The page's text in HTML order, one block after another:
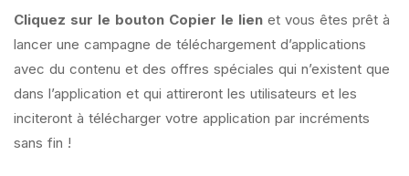
Cliquez sur le bouton Copier le lien et vous êtes prêt à
lancer une campagne de téléchargement d’applications
avec du contenu et des offres spéciales qui n’existent que
dans l’application et qui attireront les utilisateurs et les
inciteront à télécharger votre application par incréments
sans fin !